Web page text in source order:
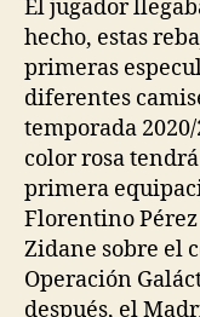
El jugador
hecho, estas
primeras
diferentes
temporada
color rosa
primera
Florentino Pérez
Zidane sobre el
Operación
después, el